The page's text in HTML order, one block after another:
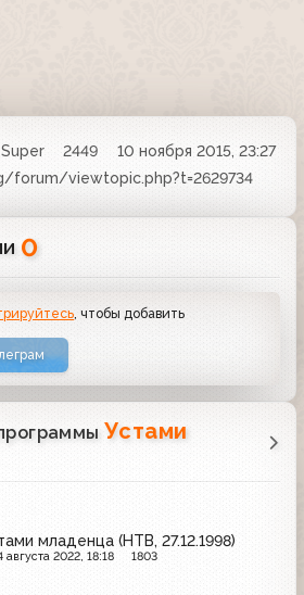
2449
10 ноября 2015, 23:27
forum/viewtopic.php?t=2629734
0
, чтобы добавить
Устами
младенца (НТВ, 27.12.1998)
августа 2022, 18:18 1803